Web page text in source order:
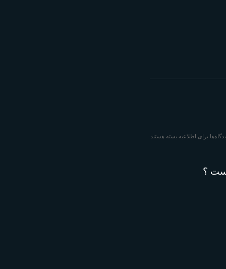
برای اطلاعیه بسته هستند
؟